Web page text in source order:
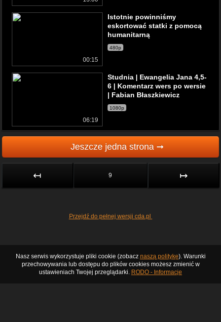
00:15
Istotnie powinniśmy
eskortować statki z pomocą
humanitarną
480p
06:19
Studnia | Ewangelia Jana 4,5-
6 | Komentarz wers po wersie
| Fabian Błaszkiewicz
1080p
Jeszcze jedna strona ➞
↤ 9 ↦
Przejdź do pełnej wersji cda.pl
Nasz serwis wykorzystuje pliki cookie (zobacz naszą politykę). Warunki
przechowywania lub dostępu do plików cookies możesz zmienić w
ustawieniach Twojej przeglądarki. RODO - Informacje